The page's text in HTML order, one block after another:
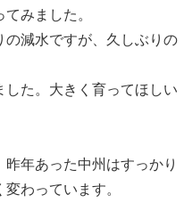
みました。
の減水ですが、久しぶりの
た。大きく育ってほしい
年あった中州はすっかり
わっています。